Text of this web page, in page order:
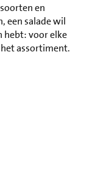
en
een salade wil
hebt: voor elke
assortiment.